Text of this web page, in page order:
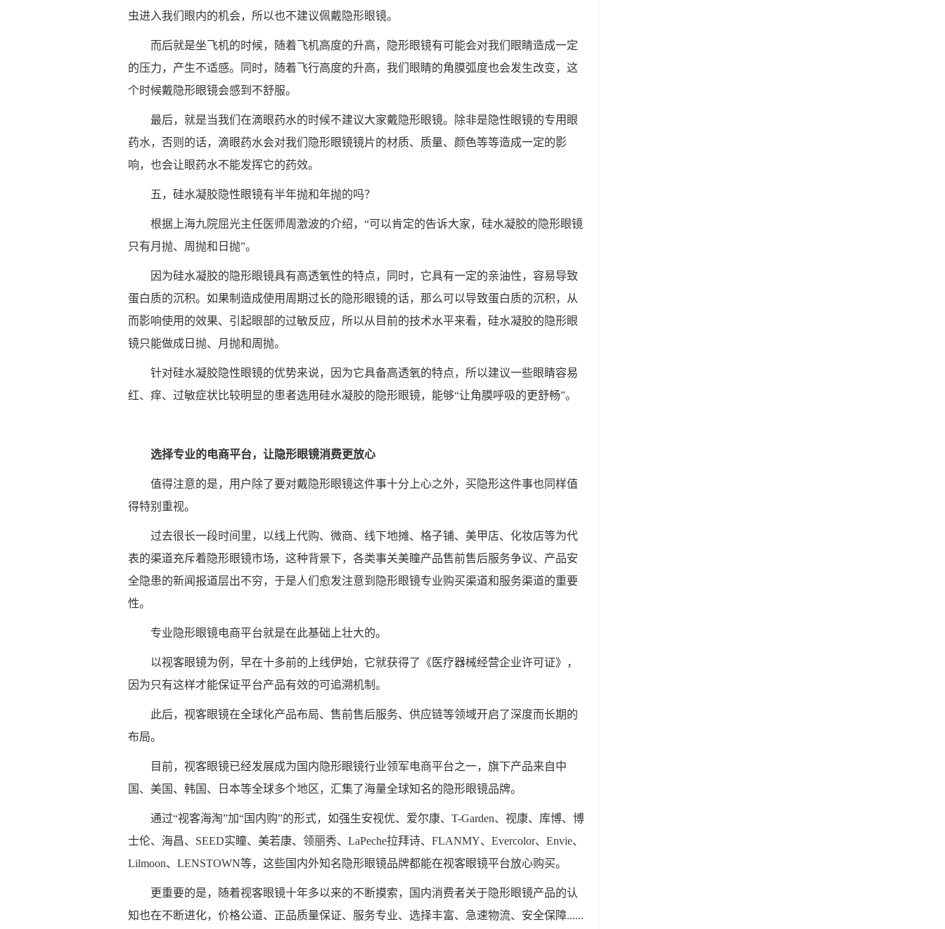
虫进入我们眼内的机会，所以也不建议佩戴隐形眼镜。
而后就是坐飞机的时候，随着飞机高度的升高，隐形眼镜有可能会对我们眼睛造成一定
的压力，产生不适感。同时，随着飞行高度的升高，我们眼睛的角膜弧度也会发生改变，这
个时候戴隐形眼镜会感到不舒服。
最后，就是当我们在滴眼药水的时候不建议大家戴隐形眼镜。除非是隐性眼镜的专用眼
药水，否则的话，滴眼药水会对我们隐形眼镜镜片的材质、质量、颜色等等造成一定的影
响，也会让眼药水不能发挥它的药效。
五，硅水凝胶隐性眼镜有半年抛和年抛的吗？
根据上海九院屈光主任医师周激波的介绍，“可以肯定的告诉大家，硅水凝胶的隐形眼镜
只有月抛、周抛和日抛”。
因为硅水凝胶的隐形眼镜具有高透氧性的特点，同时，它具有一定的亲油性，容易导致
蛋白质的沉积。如果制造成使用周期过长的隐形眼镜的话，那么可以导致蛋白质的沉积，从
而影响使用的效果、引起眼部的过敏反应，所以从目前的技术水平来看，硅水凝胶的隐形眼
镜只能做成日抛、月抛和周抛。
针对硅水凝胶隐性眼镜的优势来说，因为它具备高透氧的特点，所以建议一些眼睛容易
红、痒、过敏症状比较明显的患者选用硅水凝胶的隐形眼镜，能够“让角膜呼吸的更舒畅”。
选择专业的电商平台，让隐形眼镜消费更放心
值得注意的是，用户除了要对戴隐形眼镜这件事十分上心之外，买隐形这件事也同样值
得特别重视。
过去很长一段时间里，以线上代购、微商、线下地摊、格子铺、美甲店、化妆店等为代
表的渠道充斥着隐形眼镜市场，这种背景下，各类事关美瞳产品售前售后服务争议、产品安
全隐患的新闻报道层出不穷，于是人们愈发注意到隐形眼镜专业购买渠道和服务渠道的重要
性。
专业隐形眼镜电商平台就是在此基础上壮大的。
以视客眼镜为例，早在十多前的上线伊始，它就获得了《医疗器械经营企业许可证》，
因为只有这样才能保证平台产品有效的可追溯机制。
此后，视客眼镜在全球化产品布局、售前售后服务、供应链等领域开启了深度而长期的
布局。
目前，视客眼镜已经发展成为国内隐形眼镜行业领军电商平台之一，旗下产品来自中
国、美国、韩国、日本等全球多个地区，汇集了海量全球知名的隐形眼镜品牌。
通过“视客海淘”加“国内购”的形式，如强生安视优、爱尔康、T-Garden、视康、库博、博
士伦、海昌、SEED实瞳、美若康、领丽秀、LaPeche拉拜诗、FLANMY、Evercolor、Envie、
Lilmoon、LENSTOWN等，这些国内外知名隐形眼镜品牌都能在视客眼镜平台放心购买。
更重要的是，随着视客眼镜十年多以来的不断摸索，国内消费者关于隐形眼镜产品的认
知也在不断进化，价格公道、正品质量保证、服务专业、选择丰富、急速物流、安全保障......